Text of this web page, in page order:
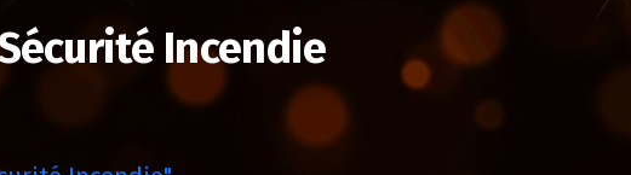
Incendie